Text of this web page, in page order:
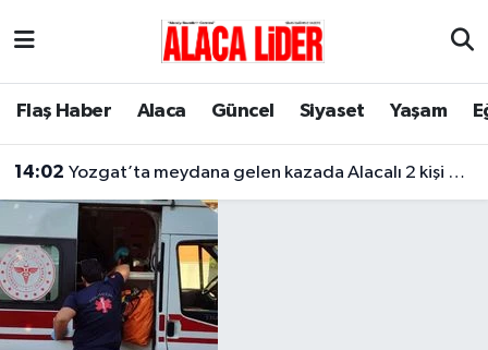
Flaş Haber Alaca Güncel Siyaset Yaşam
14:02 Yozgat’ta meydana gelen kazada Alacalı 2 kişi hayatını kaybetti
Çorum Nöbetçi Eczaneler
Çorum Trafik Yoğunluk Haritası
Süper Lig Puan Durumu ve Fikstür